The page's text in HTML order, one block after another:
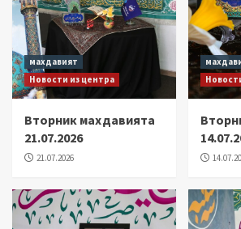
махдавият
Новости из центра
Вторник махдавията
21.07.2026
21.07.2026